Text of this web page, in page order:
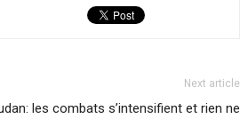
Next article
les combats s’intensifient et rien ne